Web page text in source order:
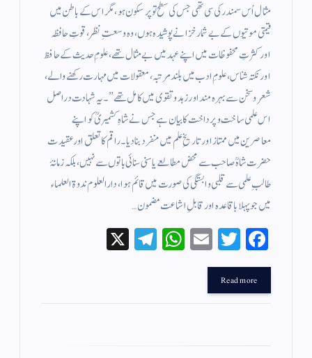
مثال اُس سمندر کی سی تھی جس کی سطح تو پرسکون ہو، مگر اس کے باطن میں
قیمتی موتیوں کے بے شمار خزانے پوشیدہ ہوں، وہ وسعتِ نظر، قوتِ حافظہ
اور کثرتِ محفوظات میں اپنے عہد میں بے مثال تھے، علومِ حدیث کے حافظ
اور نکتہ شناس، علومِ ادب میں بلند مرتبہ، معقولات میں مہارت رکھنے والے،
شعر و سخن سے بہرہ مند اور زہد و تقوى میں کامل تھے” ۔ یہ شہادت دراصل
اس علمی ساخت و پرداخت کا بیان ہے جس نے شاہِ کشمیریؒ کو اپنے
معاصرین میں ممتاز اور تاریخِ علم میں منفرد بنا دیا۔راقم کا تعلق اور عقیدت
حضرت شاہؒ صاحب سے محض مطالعے یا سنی سنائی باتوں سے نہیں، بلکہ زمانۂ
طالبِ علمی سے قلبی وابستگی کی صورت میں قائم ہوا، دارالعلوم ندوۃ العلماء
میں جو پہلا باقاعدہ اور قابلِ اشاعت مضمون…
Fa
ce
bo
ok
T
wi
r
E
m
W
ha
Te
le
Read more